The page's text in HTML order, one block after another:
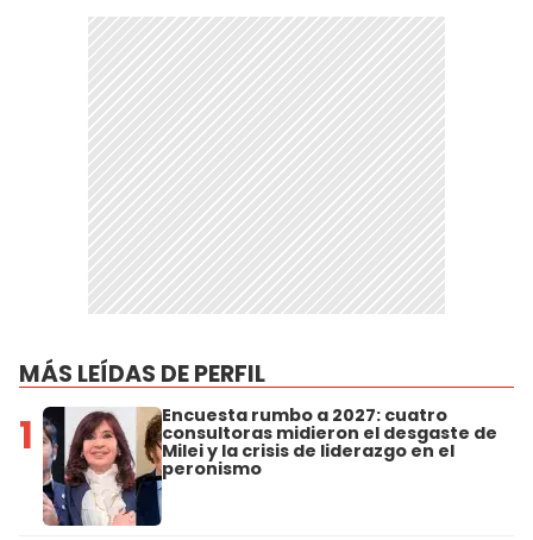
MÁS LEÍDAS DE PERFIL
1 Encuesta rumbo a 2027: cuatro
consultoras midieron el desgaste de
Milei y la crisis de liderazgo en el
peronismo